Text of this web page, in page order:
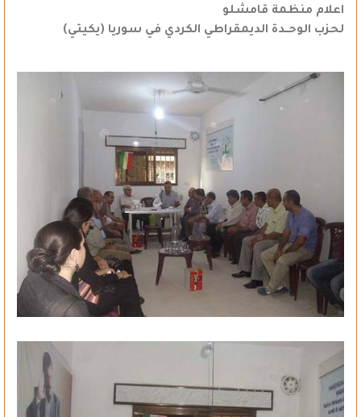
اعلام منظمة قامشلو
لحزب الوحــدة الديمقراطي الكردي في سوريا (يكيتي)